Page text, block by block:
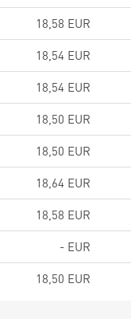
18,58 EUR
18,54 EUR
18,54 EUR
18,50 EUR
18,50 EUR
18,64 EUR
18,58 EUR
- EUR
18,50 EUR